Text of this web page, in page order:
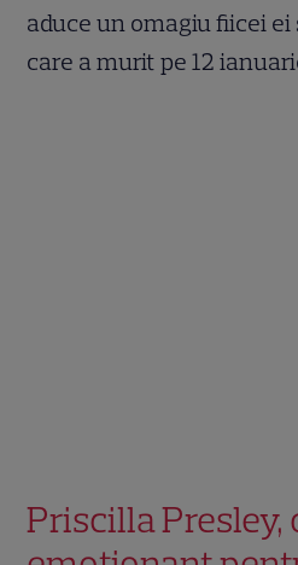
aduce un omagiu fiicei ei
care a murit pe 12
Priscilla Presley,